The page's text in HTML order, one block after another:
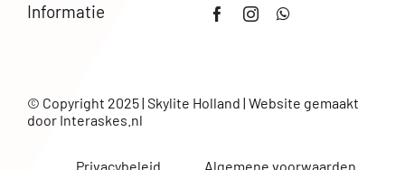
Informatie
© Copyright 2025 | Skylite Holland | Website gemaakt
door Interaskes.nl
Privacybeleid Algemene voorwaarden